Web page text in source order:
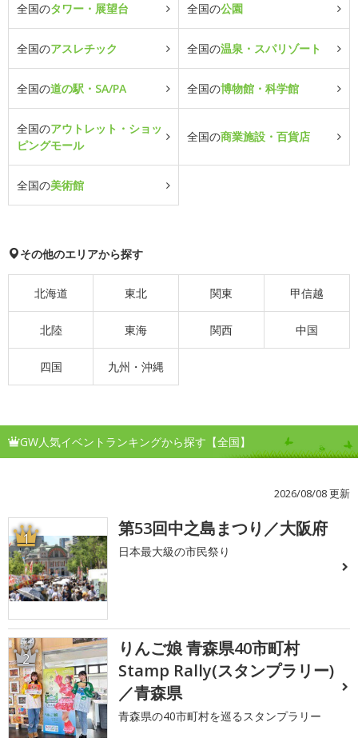
全国のタワー・展望台 全国の公園
全国のアスレチック 全国の温泉・スパリゾート
全国の道の駅・SA/PA 全国の博物館・科学館
全国のアウトレット・ショッ
ピングモール
全国の商業施設・百貨店
全国の美術館
その他のエリアから探す
北海道 東北 関東 甲信越
北陸 東海 関西 中国
四国 九州・沖縄
GW人気イベントランキングから探す【全国】
2026/08/08 更新
1 第53回中之島まつり／大阪府
日本最大級の市民祭り
2
りんご娘 青森県40市町村
Stamp Rally(スタンプラリー)
／青森県
青森県の40市町村を巡るスタンプラリー